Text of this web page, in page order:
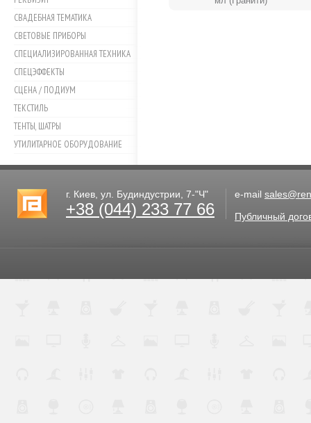
СВАДЕБНАЯ ТЕМАТИКА
СВЕТОВЫЕ ПРИБОРЫ
СПЕЦИАЛИЗИРОВАННАЯ ТЕХНИКА
СПЕЦЭФФЕКТЫ
СЦЕНА / ПОДИУМ
ТЕКСТИЛЬ
ТЕНТЫ, ШАТРЫ
УТИЛИТАРНОЕ ОБОРУДОВАНИЕ
г. Киев, ул. Будиндустрии, 7-"Ч"
+38 (044) 233 77 66
e-mail
Публичный